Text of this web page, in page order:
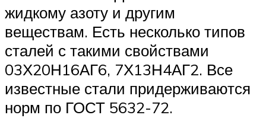
жидкому азоту и другим
веществам. Есть несколько типов
сталей с такими свойствами
03Х20Н16АГ6, 7Х13Н4АГ2. Все
известные стали придерживаются
норм по ГОСТ 5632-72.